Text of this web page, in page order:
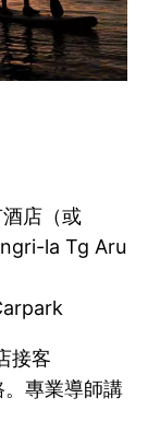
店（或
la Tg Aru
接客
專業導師講